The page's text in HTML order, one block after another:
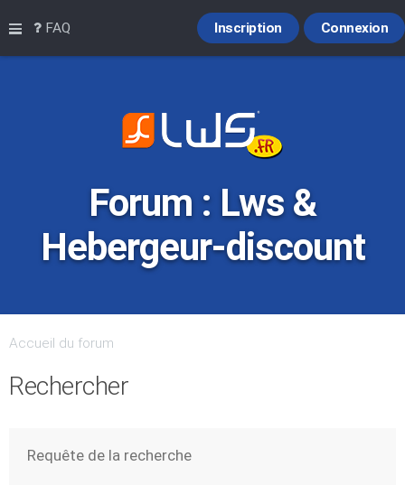
Raccourcis
FAQ Connexion
Inscription
Forum : Lws &
Hebergeur-discount
Accueil du forum
Rechercher
Requête de la recherche